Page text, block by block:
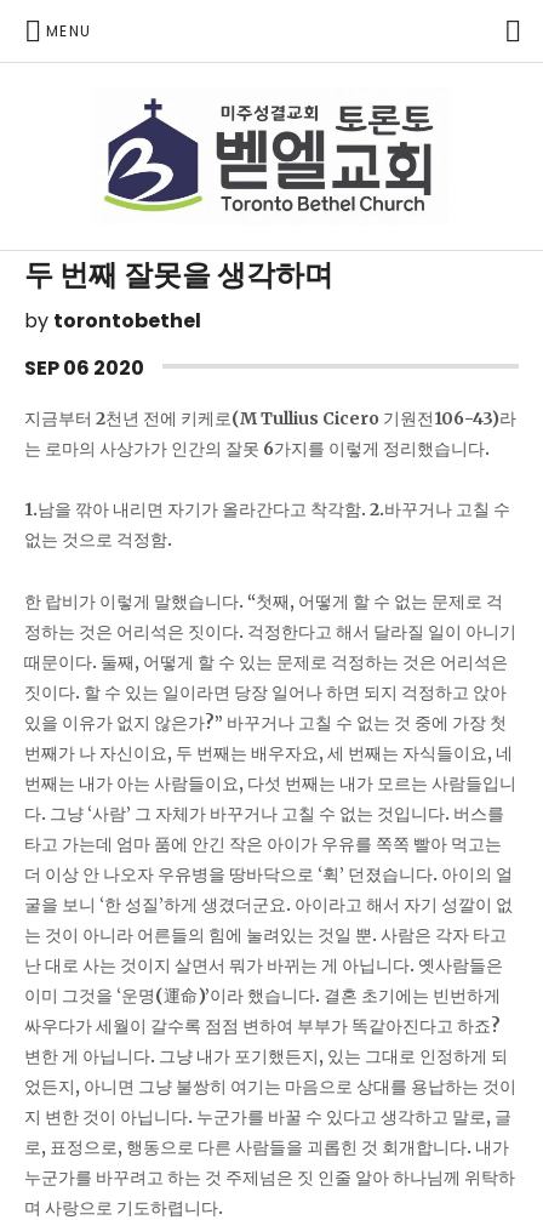
MENU
두 번째 잘못을 생각하며
by torontobethel
SEP06 2020
지금부터 2천년 전에 키케로(M Tullius Cicero 기원전106-43)라
는 로마의 사상가가 인간의 잘못 6가지를 이렇게 정리했습니다.
1.남을 깎아 내리면 자기가 올라간다고 착각함. 2.바꾸거나 고칠 수
없는 것으로 걱정함.
한 랍비가 이렇게 말했습니다. “첫째, 어떻게 할 수 없는 문제로 걱
정하는 것은 어리석은 짓이다. 걱정한다고 해서 달라질 일이 아니기
때문이다. 둘째, 어떻게 할 수 있는 문제로 걱정하는 것은 어리석은
짓이다. 할 수 있는 일이라면 당장 일어나 하면 되지 걱정하고 앉아
있을 이유가 없지 않은가?” 바꾸거나 고칠 수 없는 것 중에 가장 첫
번째가 나 자신이요, 두 번째는 배우자요, 세 번째는 자식들이요, 네
번째는 내가 아는 사람들이요, 다섯 번째는 내가 모르는 사람들입니
다. 그냥 ‘사람’ 그 자체가 바꾸거나 고칠 수 없는 것입니다. 버스를
타고 가는데 엄마 품에 안긴 작은 아이가 우유를 쪽쪽 빨아 먹고는
더 이상 안 나오자 우유병을 땅바닥으로 ‘휙’ 던졌습니다. 아이의 얼
굴을 보니 ‘한 성질’하게 생겼더군요. 아이라고 해서 자기 성깔이 없
는 것이 아니라 어른들의 힘에 눌려있는 것일 뿐. 사람은 각자 타고
난 대로 사는 것이지 살면서 뭐가 바뀌는 게 아닙니다. 옛사람들은
이미 그것을 ‘운명(運命)’이라 했습니다. 결혼 초기에는 빈번하게
싸우다가 세월이 갈수록 점점 변하여 부부가 똑같아진다고 하죠?
변한 게 아닙니다. 그냥 내가 포기했든지, 있는 그대로 인정하게 되
었든지, 아니면 그냥 불쌍히 여기는 마음으로 상대를 용납하는 것이
지 변한 것이 아닙니다. 누군가를 바꿀 수 있다고 생각하고 말로, 글
로, 표정으로, 행동으로 다른 사람들을 괴롭힌 것 회개합니다. 내가
누군가를 바꾸려고 하는 것 주제넘은 짓 인줄 알아 하나님께 위탁하
며 사랑으로 기도하렵니다.